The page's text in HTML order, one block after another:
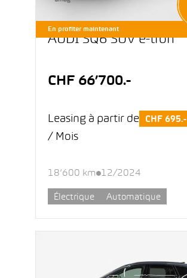
En profiter maintenant
AUDI SQ6 SUV e-tron
CHF 66’700.-
Leasing à partir de CHF 695.-
/ Mois
18’600 km 12/2024
Électrique Automatique